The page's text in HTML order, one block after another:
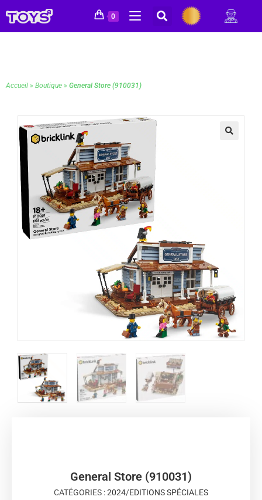
0
Accueil » Boutique » General Store (910031)
General Store (910031)
CATÉGORIES :2024/EDITIONS SPÉCIALES